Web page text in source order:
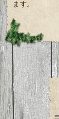
ます。